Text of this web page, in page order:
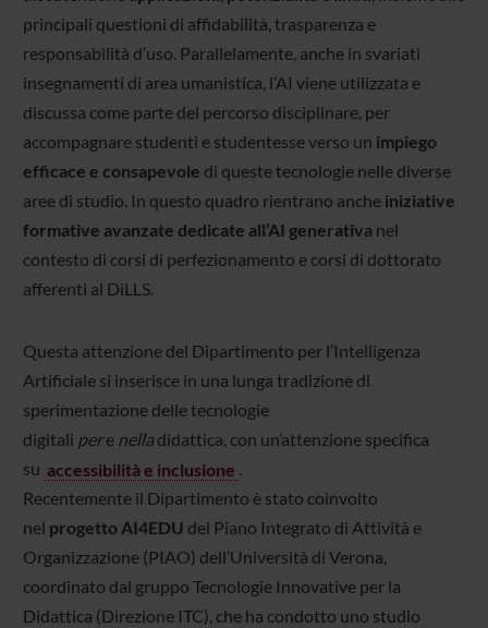
principali questioni di affidabilità, trasparenza e
responsabilità d’uso. Parallelamente, anche in svariati
insegnamenti di area umanistica, l’AI viene utilizzata e
discussa come parte del percorso disciplinare, per
accompagnare studenti e studentesse verso un impiego
efficace e consapevole di queste tecnologie nelle diverse
aree di studio. In questo quadro rientrano anche iniziative
formative avanzate dedicate all’AI generativa nel
contesto di corsi di perfezionamento e corsi di dottorato
afferenti al DiLLS.
Questa attenzione del Dipartimento per l’Intelligenza
Artificiale si inserisce in una lunga tradizione di
sperimentazione delle tecnologie
digitali pere nelladidattica, con un’attenzione specifica
su accessibilità e inclusione .
Recentemente il Dipartimento è stato coinvolto
nel progetto AI4EDU del Piano Integrato di Attività e
Organizzazione (PIAO) dell’Università di Verona,
coordinato dal gruppo Tecnologie Innovative per la
Didattica (Direzione ITC), che ha condotto uno studio